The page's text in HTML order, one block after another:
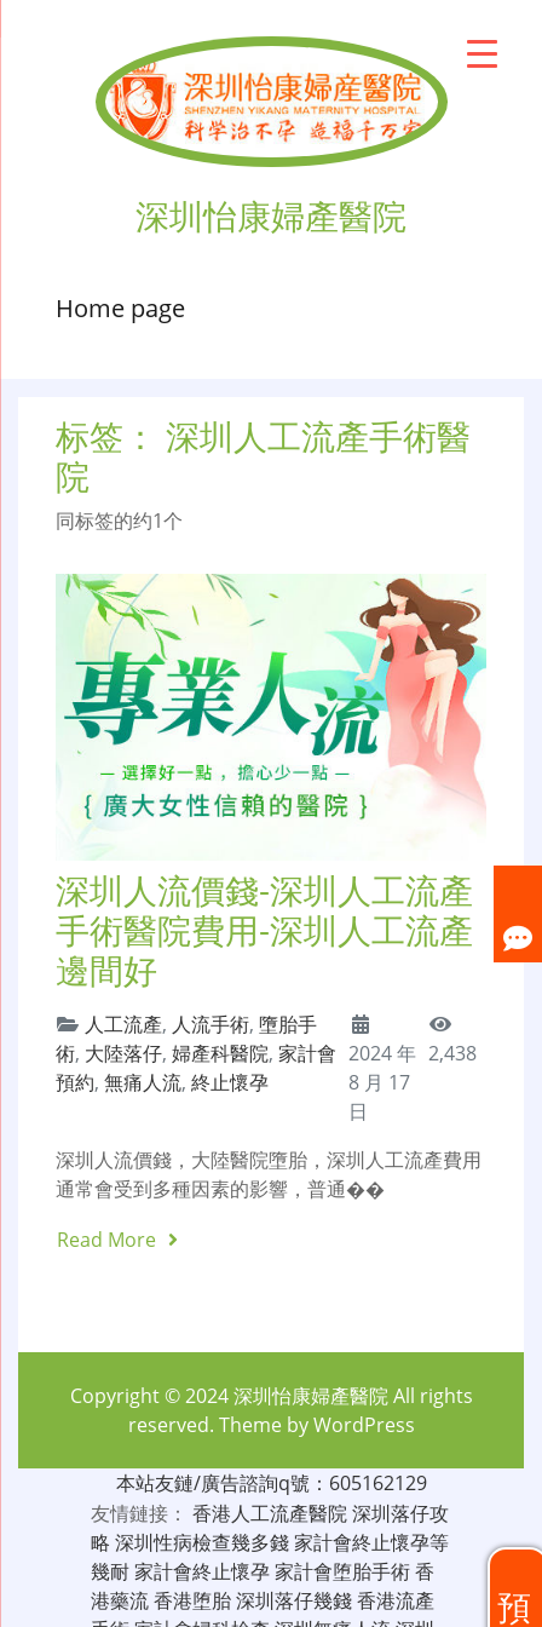
深圳怡康婦產醫院
Home page
标签： 深圳人工流產手術醫
院
同标签的约1个
深圳人流價錢-深圳人工流產
手術醫院費用-深圳人工流產
邊間好
人工流產, 人流手術, 墮胎手
術, 大陸落仔, 婦產科醫院, 家計會
預約, 無痛人流, 終止懷孕
2024 年
8 月 17
日
2,438
深圳人流價錢，大陸醫院墮胎，深圳人工流產費用
通常會受到多種因素的影響，普通��
Read More
預
Copyright © 2024深圳怡康婦產醫院All rights
reserved. Theme byWordPress
本站友鏈/廣告諮詢q號：605162129
友情鏈接： 香港人工流產醫院深圳落仔攻
略 深圳性病檢查幾多錢家計會終止懷孕等
幾耐家計會終止懷孕家計會堕胎手術香
港藥流香港堕胎深圳落仔幾錢香港流產